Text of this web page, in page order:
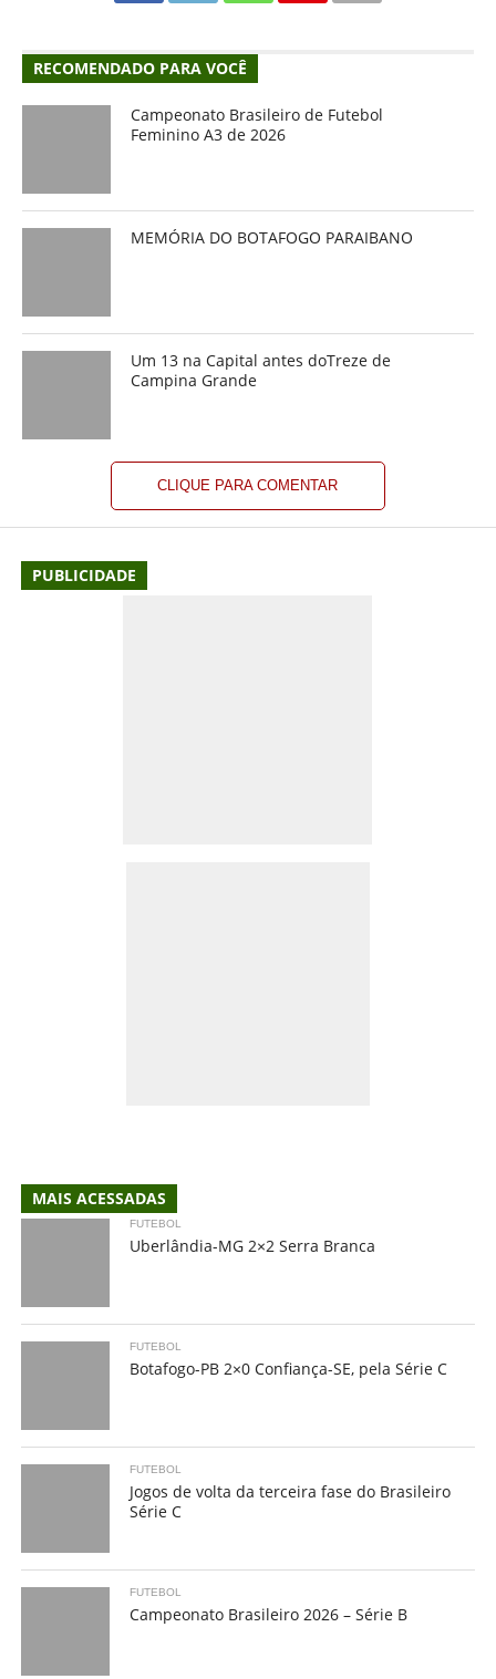
RECOMENDADO PARA VOCÊ
Campeonato Brasileiro de Futebol
Feminino A3 de 2026
MEMÓRIA DO BOTAFOGO PARAIBANO
Um 13 na Capital antes doTreze de
Campina Grande
CLIQUE PARA COMENTAR
PUBLICIDADE
MAIS ACESSADAS
FUTEBOL
Uberlândia-MG 2×2 Serra Branca
FUTEBOL
Botafogo-PB 2×0 Confiança-SE, pela Série C
FUTEBOL
Jogos de volta da terceira fase do Brasileiro
Série C
FUTEBOL
Campeonato Brasileiro 2026 – Série B